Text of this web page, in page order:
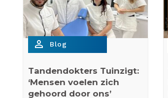
person_outline Blog
Tandendokters Tuinzigt:
‘Mensen voelen zich
gehoord door ons’